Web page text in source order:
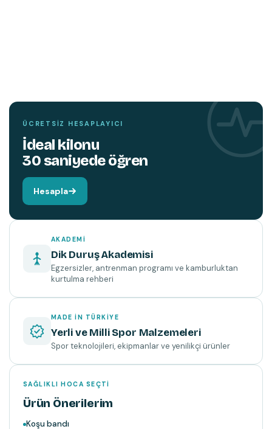
TEMIN ETMEK İÇIN TIKLAYIN
ÜCRETSIZ HESAPLAYICI
İdeal kilonu
30 saniyede öğren
Hesapla
AKADEMI
Dik Duruş Akademisi
Egzersizler, antrenman programı ve kamburluktan
kurtulma rehberi
MADE IN TÜRKIYE
Yerli ve Milli Spor Malzemeleri
Spor teknolojileri, ekipmanlar ve yenilikçi ürünler
SAĞLIKLI HOCA SEÇTI
Ürün Önerilerim
Koşu bandı